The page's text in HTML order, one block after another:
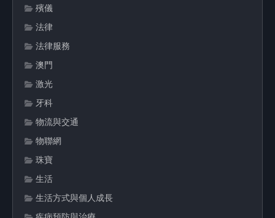
殯儀
法律
法律服務
澳門
激光
牙科
物流與交通
物聯網
珠寶
生活
生活方式與個人成長